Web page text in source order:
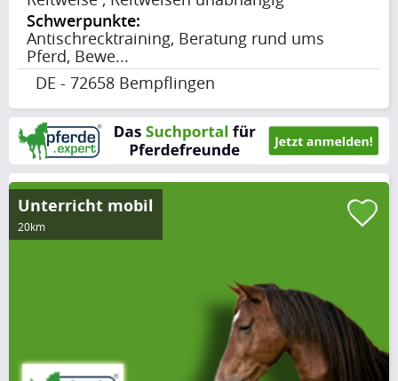
Schwerpunkte:
Antischrecktraining, Beratung rund ums
Pferd, Bewe...
DE - 72658 Bempflingen
Unterricht mobil
20km